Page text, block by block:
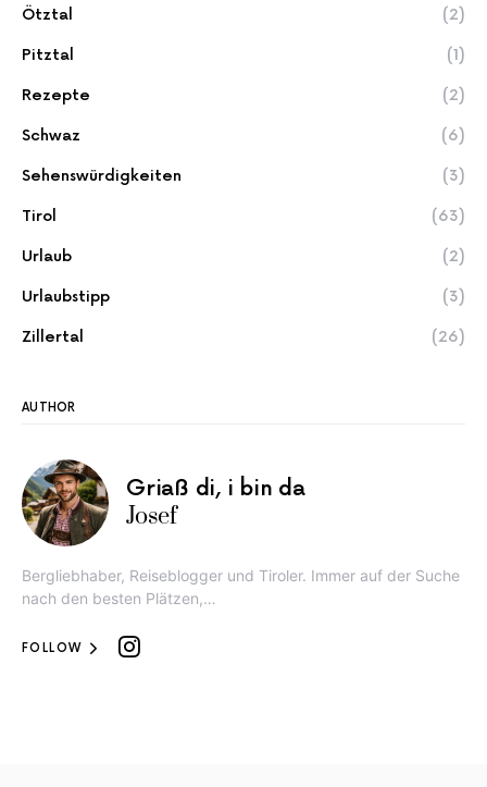
Ötztal (2)
Pitztal (1)
Rezepte (2)
Schwaz (6)
Sehenswürdigkeiten (3)
Tirol (63)
Urlaub (2)
Urlaubstipp (3)
Zillertal (26)
AUTHOR
Griaß di, i bin da
Josef
Bergliebhaber, Reiseblogger und Tiroler. Immer auf der Suche
nach den besten Plätzen,…
FOLLOW